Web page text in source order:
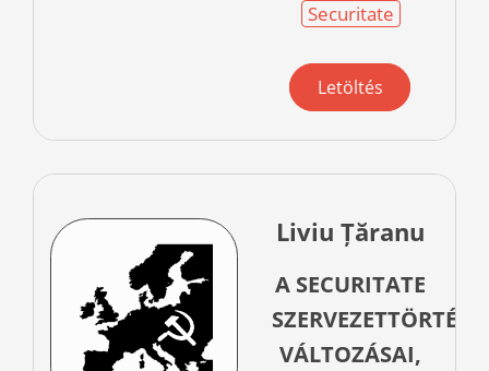
Securitate
Letöltés
Liviu Țăranu
A SECURITATE
VÁLTOZÁSAI,